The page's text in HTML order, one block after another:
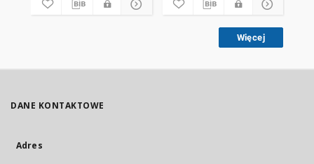
Więcej
DANE KONTAKTOWE
Adres